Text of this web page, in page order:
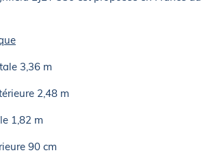
3,36 m
2,48 m
1,82 m
90 cm